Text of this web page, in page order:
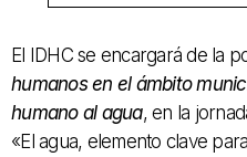
El IDHC se encargará de la
humanos en el ámbito
humano al agua, en la
«El agua, elemento clave